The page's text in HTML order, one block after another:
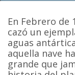
En Febrero de
cazó un
aguas
aquella nave
grande que